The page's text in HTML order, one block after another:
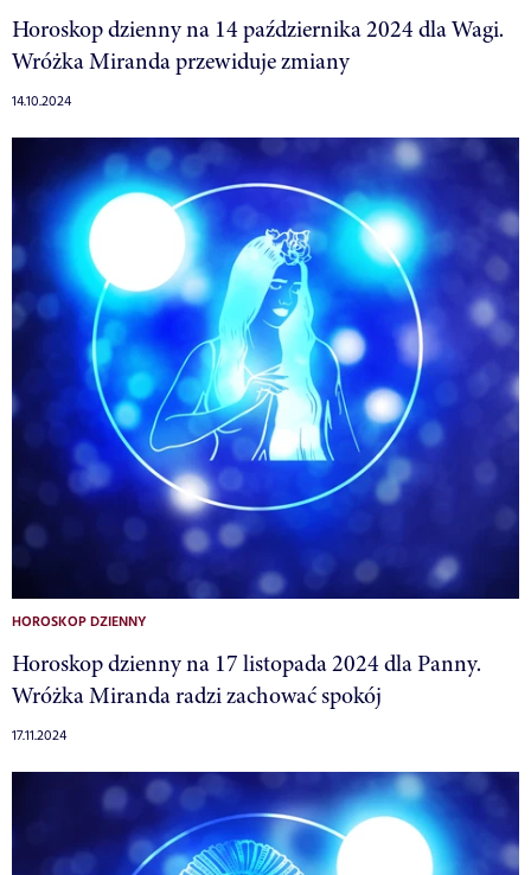
Horoskop dzienny na 14 października 2024 dla Wagi.
Wróżka Miranda przewiduje zmiany
14.10.2024
HOROSKOP DZIENNY
Horoskop dzienny na 17 listopada 2024 dla Panny.
Wróżka Miranda radzi zachować spokój
17.11.2024